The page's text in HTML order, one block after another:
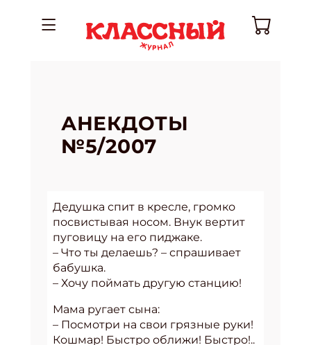
АНЕКДОТЫ
№5/2007
Дедушка спит в кресле, громко
посвистывая носом. Внук вертит
пуговицу на его пиджаке.
– Что ты делаешь? – спрашивает
бабушка.
– Хочу поймать другую станцию!
Мама ругает сына:
– Посмотри на свои грязные руки!
Кошмар! Быстро оближи! Быстро!..